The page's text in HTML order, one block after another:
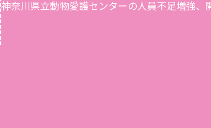
神奈川県立動物愛護センターの人員不足増強、